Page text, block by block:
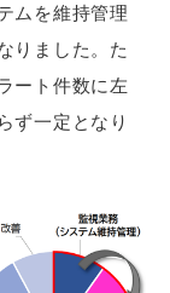
ムを維持管理
りました。た
ート件数に左
ず一定となり